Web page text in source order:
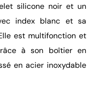
silicone noir et un
index blanc et sa
est multifonction et
à son boîtier en
en acier inoxydable